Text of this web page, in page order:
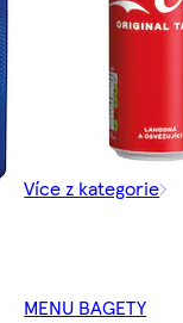
Více z kategorie
MENU BAGETY